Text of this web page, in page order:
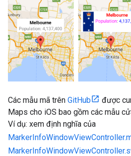
Các mẫu mã trên GitHub
được
Maps cho iOS bao gồm các mẫu
Ví dụ: xem định nghĩa của